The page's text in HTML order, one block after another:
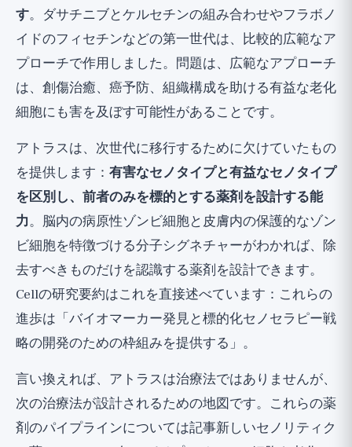
す。ダサチニブとケルセチンの組み合わせやフラボノ
イドのフィセチンなどの第一世代は、比較的広範なア
プローチで作用しました。問題は、広範なアプローチ
は、創傷治癒、癌予防、組織構成を助ける有益な老化
細胞にも害を及ぼす可能性があることです。
アトラスは、次世代に移行するために欠けていたもの
を提供します： 有害なセノタイプと有益なセノタイプ
を区別し、前者のみを標的とする薬剤を設計する能
力。脳内の病原性ゾンビ細胞と皮膚内の保護的なゾン
ビ細胞を特徴づける分子シグネチャーがわかれば、除
去すべきものだけを認識する薬剤を設計できます。
Cellの研究要約はこれを直接述べています：これらの
進歩は「バイオマーカー発見と標的化セノセラピー戦
略の開発のための枠組みを提供する」。
言い換えれば、アトラスは治療法ではありませんが、
次の治療法が設計されるための地図です。これらの薬
剤のパイプラインについては記事新しいセノリティク